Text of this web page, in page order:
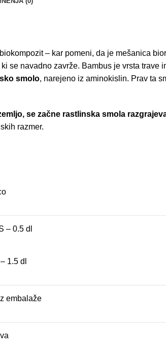
– kar pomeni, da je mešanica
se navadno zavrže. Bambus je vrsta trave
smolo, narejeno iz aminokislin. Prav ta
se začne rastlinska smola
razmer.
– 0.5 dl
1.5 dl
embalaže